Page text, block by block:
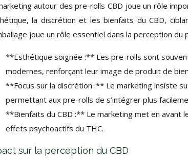
autour des pre-rolls CBD joue un rôle
la discrétion et les bienfaits du CBD,
joue un rôle essentiel dans la perception
**Esthétique soignée :** Les pre-rolls sont
modernes, renforçant leur image de produit de
**Focus sur la discrétion :** Le marketing insiste
permettant aux pre-rolls de s’intégrer plus
**Bienfaits du CBD :** Le marketing met en avant
effets psychoactifs du THC.
sur la perception du CBD